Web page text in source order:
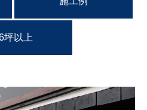
坪以上